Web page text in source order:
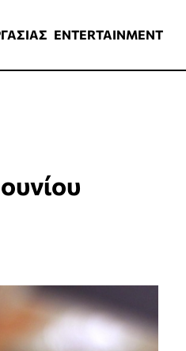
ENTERTAINMENT